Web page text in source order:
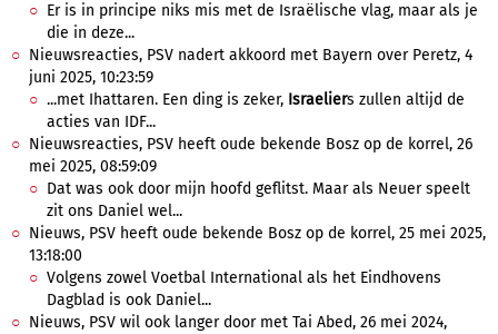
Er is in principe niks mis met de Israëlische vlag, maar als je
die in deze...
Nieuwsreacties, PSV nadert akkoord met Bayern over Peretz, 4
juni 2025, 10:23:59
...met Ihattaren. Een ding is zeker, Israeliers zullen altijd de
acties van IDF...
Nieuwsreacties, PSV heeft oude bekende Bosz op de korrel, 26
mei 2025, 08:59:09
Dat was ook door mijn hoofd geflitst. Maar als Neuer speelt
zit ons Daniel wel...
Nieuws, PSV heeft oude bekende Bosz op de korrel, 25 mei 2025,
13:18:00
Volgens zowel Voetbal International als het Eindhovens
Dagblad is ook Daniel...
Nieuws, PSV wil ook langer door met Tai Abed, 26 mei 2024,